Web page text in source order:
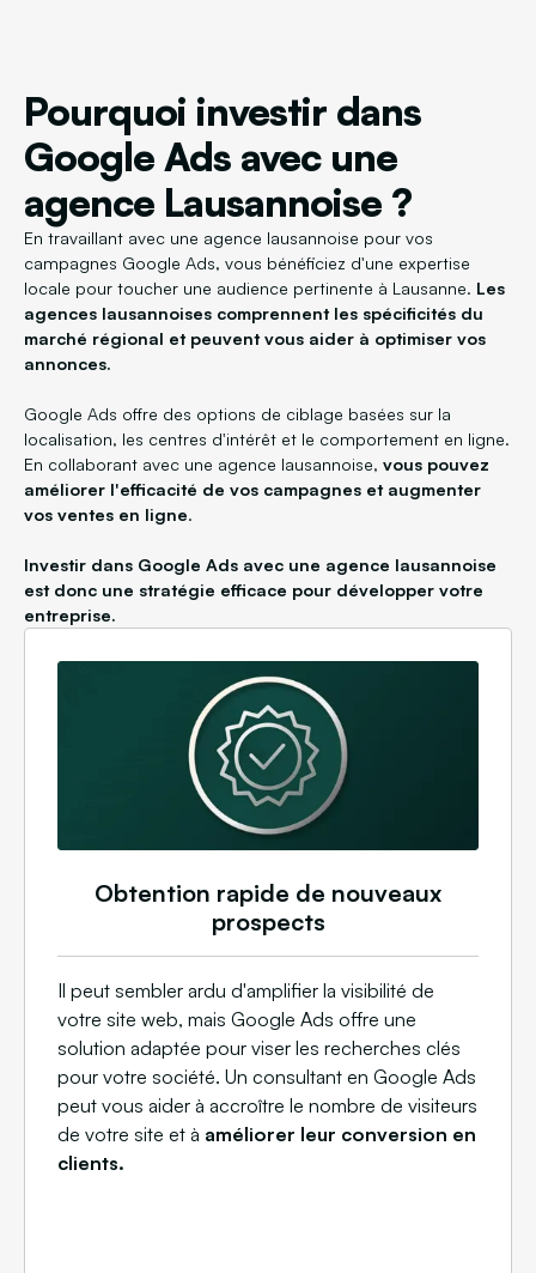
Pourquoi investir dans
Google Ads avec une
agence Lausannoise ?
En travaillant avec une agence lausannoise pour vos
campagnes Google Ads, vous bénéficiez d'une expertise
locale pour toucher une audience pertinente à Lausanne. Les
agences lausannoises comprennent les spécificités du
marché régional et peuvent vous aider à optimiser vos
annonces.
Google Ads offre des options de ciblage basées sur la
localisation, les centres d'intérêt et le comportement en ligne.
En collaborant avec une agence lausannoise, vous pouvez
améliorer l'efficacité de vos campagnes et augmenter
vos ventes en ligne.
Investir dans Google Ads avec une agence lausannoise
est donc une stratégie efficace pour développer votre
entreprise.
Obtention rapide de nouveaux
prospects
Il peut sembler ardu d'amplifier la visibilité de
votre site web, mais Google Ads offre une
solution adaptée pour viser les recherches clés
pour votre société. Un consultant en Google Ads
peut vous aider à accroître le nombre de visiteurs
de votre site et à améliorer leur conversion en
clients.